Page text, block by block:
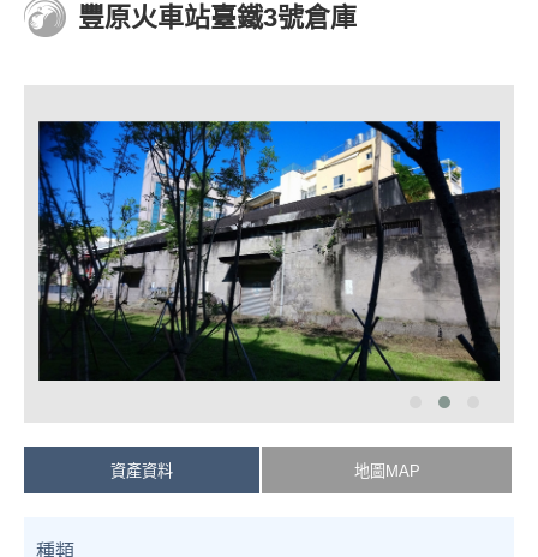
豐原火車站臺鐵3號倉庫
資產資料 地圖MAP
種類